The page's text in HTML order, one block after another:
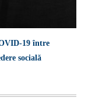
19 între
socială